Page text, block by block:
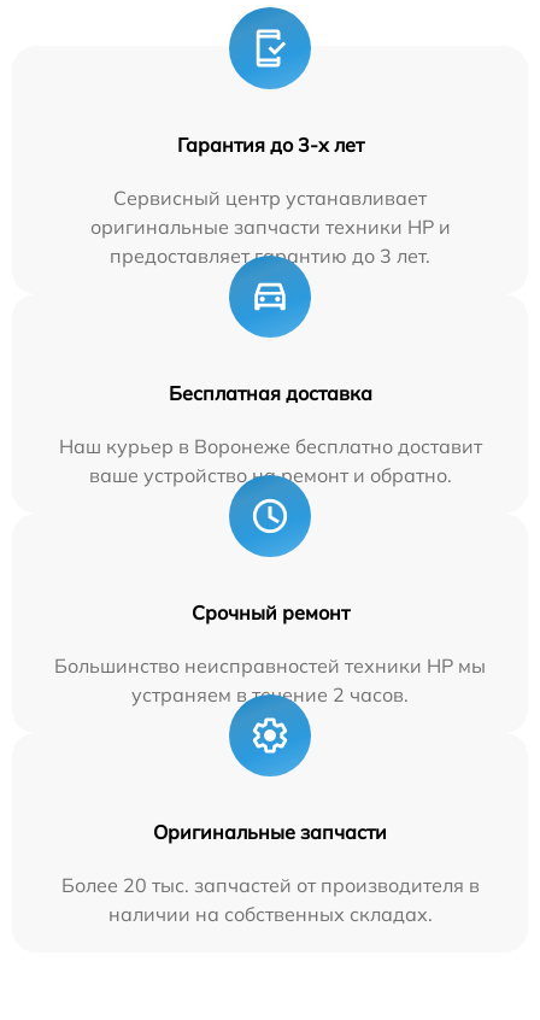
Гарантия до 3-х лет
Сервисный центр устанавливает
оригинальные запчасти техники HP и
предоставляет гарантию до 3 лет.
Бесплатная доставка
Наш курьер в Воронеже бесплатно доставит
ваше устройство на ремонт и обратно.
Срочный ремонт
Большинство неисправностей техники HP мы
устраняем в течение 2 часов.
Оригинальные запчасти
Более 20 тыс. запчастей от производителя в
наличии на собственных складах.